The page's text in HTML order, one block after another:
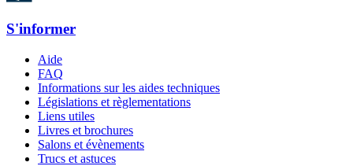
S'informer
Aide
FAQ
Informations sur les aides techniques
Législations et règlementations
Liens utiles
Livres et brochures
Salons et évènements
Trucs et astuces